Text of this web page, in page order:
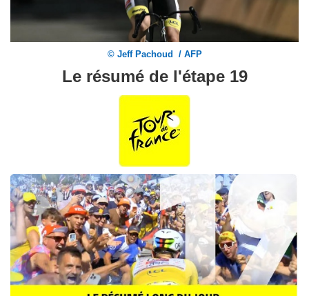
© Jeff Pachoud / AFP
Le résumé de l'étape 19